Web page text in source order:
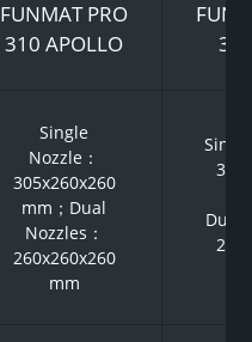
FUNMAT PRO
310 APOLLO
Single
Nozzle：
305x260x260
mm；Dual
Nozzles：
260x260x260
mm
305
Dual
260